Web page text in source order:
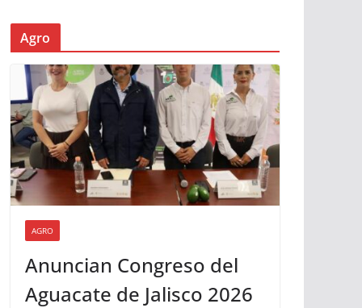
Agro
AGRO
Anuncian Congreso del
Aguacate de Jalisco 2026